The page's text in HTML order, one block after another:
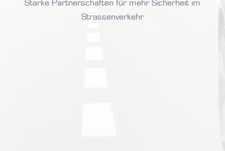
Starke Partnerschaften für mehr Sicherheit im
Strassenverkehr